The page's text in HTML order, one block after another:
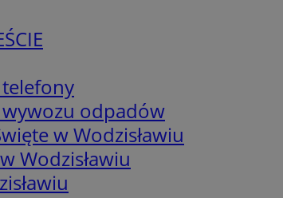
odpadów
w Wodzisławiu
Wodzisławiu